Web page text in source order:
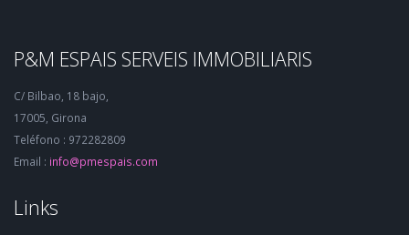
P&M ESPAIS SERVEIS IMMOBILIARIS
C/ Bilbao, 18 bajo,
17005, Girona
Teléfono : 972282809
Email : info@pmespais.com
Links